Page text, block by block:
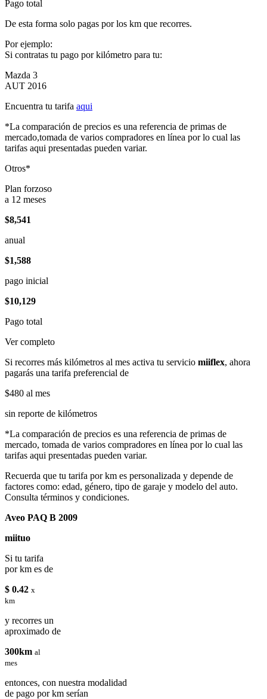
Pago total
De esta forma solo pagas por los km que recorres.
Por ejemplo:
Si contratas tu pago por kilómetro para tu:
Mazda 3
AUT 2016
Encuentra tu tarifa aqui
*La comparación de precios es una referencia de primas de
mercado,tomada de varios compradores en línea por lo cual las
tarifas aqui presentadas pueden variar.
Otros*
Plan forzoso
a 12 meses
$8,541
anual
$1,588
pago inicial
$10,129
Pago total
Ver completo
Si recorres más kilómetros al mes activa tu servicio miiflex, ahora
pagarás una tarifa preferencial de
$480 al mes
sin reporte de kilómetros
*La comparación de precios es una referencia de primas de
mercado, tomada de varios compradores en línea por lo cual las
tarifas aqui presentadas pueden variar.
Recuerda que tu tarifa por km es personalizada y depende de
factores como: edad, género, tipo de garaje y modelo del auto.
Consulta términos y condiciones.
Aveo PAQ B 2009
miituo
Si tu tarifa
por km es de
$ 0.42 x
km
y recorres un
aproximado de
300km al
mes
entonces, con nuestra modalidad
de pago por km serían